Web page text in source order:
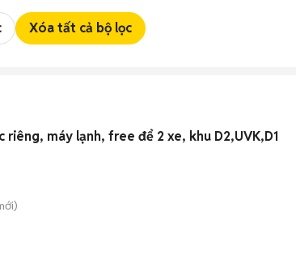
Xóa tất cả bộ lọc
máy lạnh, free để 2 xe, khu D2,UVK,D1